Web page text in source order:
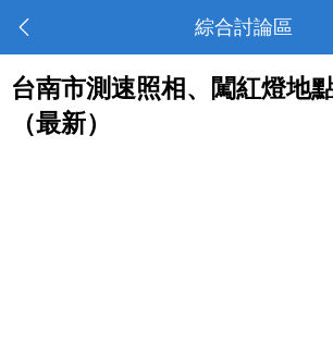
綜合討論區
台南市測速照相、闖紅燈地
（最新）